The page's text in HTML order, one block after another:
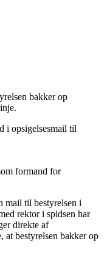
bakker op
i opsigelsesmail til
formand for
mail til bestyrelsen i
rektor i spidsen har
direkte af
at bestyrelsen bakker op